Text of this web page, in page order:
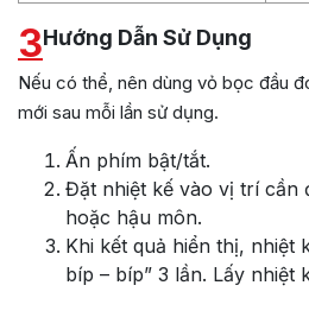
3Hướng Dẫn Sử Dụng
Nếu có thể, nên dùng vỏ bọc đầu
mới sau mỗi lần sử dụng.
Ấn phím bật/tắt.
Đặt nhiệt kế vào vị trí cần
hoặc hậu môn.
Khi kết quả hiển thị, nhiệt
bíp – bíp” 3 lần. Lấy nhiệt